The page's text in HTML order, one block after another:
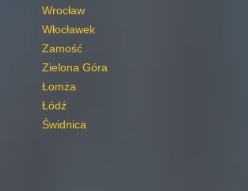
Wrocław
Włocławek
Zamość
Zielona Góra
Łomża
Łódź
Świdnica